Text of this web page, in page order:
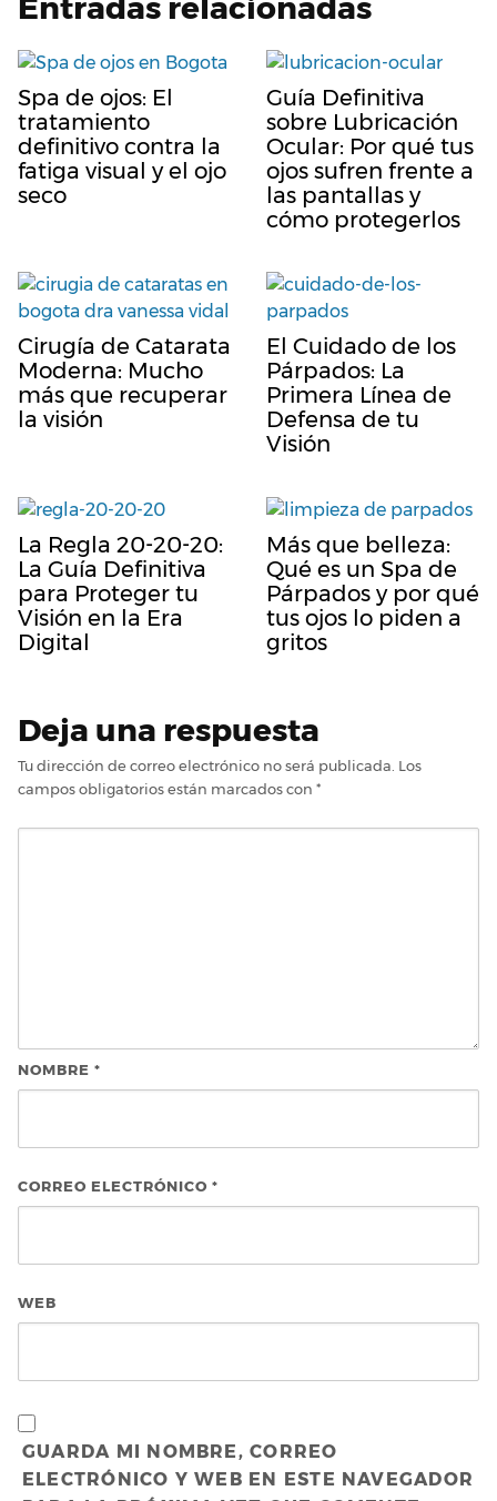
Spa de ojos: El
tratamiento
definitivo contra la
fatiga visual y el ojo
seco
Guía Definitiva
sobre Lubricación
Ocular: Por qué tus
ojos sufren frente a
las pantallas y
cómo protegerlos
Cirugía de Catarata
Moderna: Mucho
más que recuperar
la visión
El Cuidado de los
Párpados: La
Primera Línea de
Defensa de tu
Visión
La Regla 20-20-20:
La Guía Definitiva
para Proteger tu
Visión en la Era
Digital
Más que belleza:
Qué es un Spa de
Párpados y por qué
tus ojos lo piden a
gritos
Deja una respuesta
Tu dirección de correo electrónico no será publicada. Los
campos obligatorios están marcados con *
NOMBRE *
CORREO ELECTRÓNICO *
WEB
GUARDA MI NOMBRE, CORREO
ELECTRÓNICO Y WEB EN ESTE NAVEGADOR